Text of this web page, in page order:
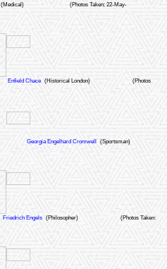
(Medical)
(Photos Taken: 22-May-
Enfield Chace (Historical London)
(Photos
Georgia Engelhard Cromwell
(Sportsman)
Friedrich Engels (Philosopher)
(Photos Taken: